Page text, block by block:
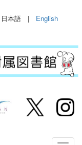
日本語 | English